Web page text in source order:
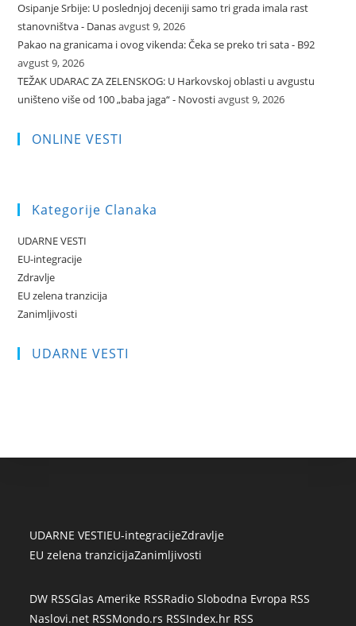
Osipanje Srbije: U poslednjoj deceniji samo tri grada imala rast
stanovništva - Danasavgust 9, 2026
Pakao na granicama i ovog vikenda: Čeka se preko tri sata - B92
avgust 9, 2026
TEŽAK UDARAC ZA ZELENSKOG: U Harkovskoj oblasti u avgustu
uništeno više od 100 „baba jaga“ - Novostiavgust 9, 2026
ONLINE VESTI
Kategorije Clanaka
UDARNE VESTI
EU-integracije
Zdravlje
EU zelena tranzicija
Zanimljivosti
UDARNE VESTI
UDARNE VESTIEU-integracijeZdravlje
EU zelena tranzicijaZanimljivosti
DW RSSGlas Amerike RSSRadio Slobodna Evropa RSS
Naslovi.net RSSMondo.rs RSSIndex.hr RSS